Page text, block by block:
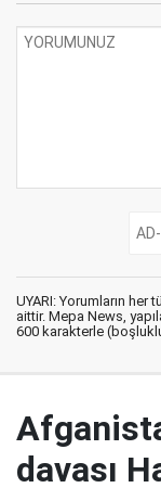
UYARI: Yorumların
aittir. Mepa News,
600 karakterle (boşluklu)
davası